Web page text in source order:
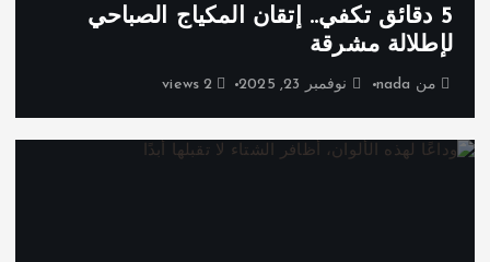
5 دقائق تكفي.. إتقان المكياج الصباحي
لإطلالة مشرقة
من nada نوفمبر 23, 2025